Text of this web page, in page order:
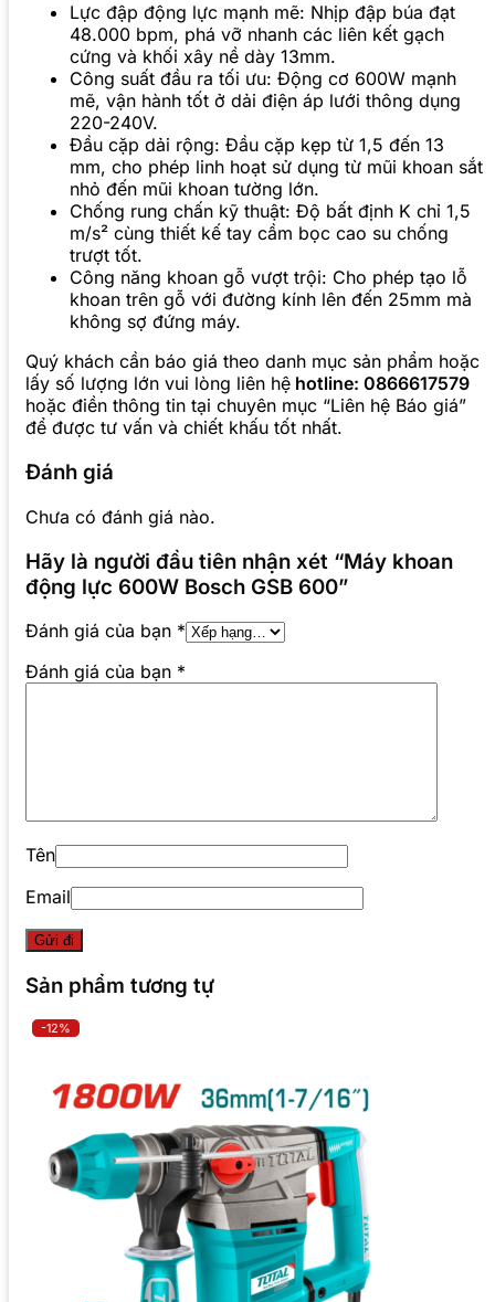
Lực đập động lực mạnh mẽ: Nhịp đập búa đạt
48.000 bpm, phá vỡ nhanh các liên kết gạch
cứng và khối xây nề dày 13mm.
Công suất đầu ra tối ưu: Động cơ 600W mạnh
mẽ, vận hành tốt ở dải điện áp lưới thông dụng
220-240V.
Đầu cặp dải rộng: Đầu cặp kẹp từ 1,5 đến 13
mm, cho phép linh hoạt sử dụng từ mũi khoan sắt
nhỏ đến mũi khoan tường lớn.
Chống rung chấn kỹ thuật: Độ bất định K chỉ 1,5
m/s² cùng thiết kế tay cầm bọc cao su chống
trượt tốt.
Công năng khoan gỗ vượt trội: Cho phép tạo lỗ
khoan trên gỗ với đường kính lên đến 25mm mà
không sợ đứng máy.
Quý khách cần báo giá theo danh mục sản phẩm hoặc
lấy số lượng lớn vui lòng liên hệ hotline: 0866617579
hoặc điền thông tin tại chuyên mục “Liên hệ Báo giá”
để được tư vấn và chiết khấu tốt nhất.
Đánh giá
Chưa có đánh giá nào.
Hãy là người đầu tiên nhận xét “Máy khoan
động lực 600W Bosch GSB 600”
Đánh giá của bạn *
Đánh giá của bạn *
Tên
Email
Sản phẩm tương tự
-12%